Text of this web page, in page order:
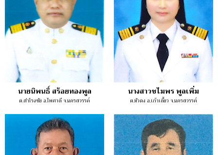
นายนิพนธิ์ สร้อยทองพูล
ต.สำโรงชัย อ.ไพศาลี จ.นครสวรรค์
นางสาวชไมพร พูลเพิ่ม
ต.หัวดง อ.เก้าเลี้ยว จ.นครสวรรค์